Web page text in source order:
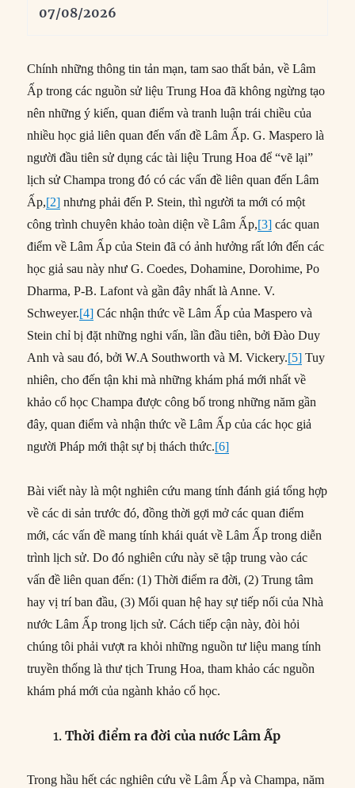
07/08/2026
Chính những thông tin tản mạn, tam sao thất bản, về Lâm
Ấp trong các nguồn sử liệu Trung Hoa đã không ngừng tạo
nên những ý kiến, quan điểm và tranh luận trái chiều của
nhiều học giả liên quan đến vấn đề Lâm Ấp. G. Maspero là
người đầu tiên sử dụng các tài liệu Trung Hoa để “vẽ lại”
lịch sử Champa trong đó có các vấn đề liên quan đến Lâm
Ấp,[2] nhưng phải đến P. Stein, thì người ta mới có một
công trình chuyên khảo toàn diện về Lâm Ấp,[3] các quan
điểm về Lâm Ấp của Stein đã có ảnh hưởng rất lớn đến các
học giả sau này như G. Coedes, Dohamine, Dorohime, Po
Dharma, P-B. Lafont và gần đây nhất là Anne. V.
Schweyer.[4] Các nhận thức về Lâm Ấp của Maspero và
Stein chỉ bị đặt những nghi vấn, lần đầu tiên, bởi Đào Duy
Anh và sau đó, bởi W.A Southworth và M. Vickery.[5] Tuy
nhiên, cho đến tận khi mà những khám phá mới nhất về
khảo cổ học Champa được công bố trong những năm gần
đây, quan điểm và nhận thức về Lâm Ấp của các học giả
người Pháp mới thật sự bị thách thức.[6]
Bài viết này là một nghiên cứu mang tính đánh giá tổng hợp
về các di sản trước đó, đồng thời gợi mở các quan điểm
mới, các vấn đề mang tính khái quát về Lâm Ấp trong diễn
trình lịch sử. Do đó nghiên cứu này sẽ tập trung vào các
vấn đề liên quan đến: (1) Thời điểm ra đời, (2) Trung tâm
hay vị trí ban đầu, (3) Mối quan hệ hay sự tiếp nối của Nhà
nước Lâm Ấp trong lịch sử. Cách tiếp cận này, đòi hỏi
chúng tôi phải vượt ra khỏi những nguồn tư liệu mang tính
truyền thống là thư tịch Trung Hoa, tham khảo các nguồn
khám phá mới của ngành khảo cổ học.
Thời điểm ra đời của nước Lâm Ấp
Trong hầu hết các nghiên cứu về Lâm Ấp và Champa, năm